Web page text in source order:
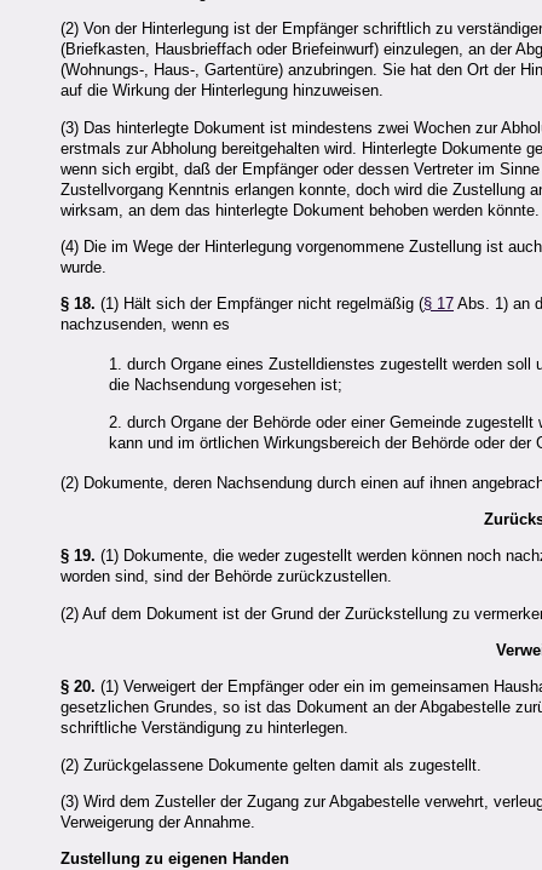
(2) Von der Hinterlegung ist der Empfänger schriftlich zu
(Briefkasten, Hausbrieffach oder Briefeinwurf) einzulegen, an der
(Wohnungs-, Haus-, Gartentüre) anzubringen. Sie hat den Ort der
auf die Wirkung der Hinterlegung hinzuweisen.
(3) Das hinterlegte Dokument ist mindestens zwei Wochen zur
erstmals zur Abholung bereitgehalten wird. Hinterlegte Dokumente
wenn sich ergibt, daß der Empfänger oder dessen Vertreter im
Zustellvorgang Kenntnis erlangen konnte, doch wird die Zustellung
wirksam, an dem das hinterlegte Dokument behoben werden könnte.
(4) Die im Wege der Hinterlegung vorgenommene Zustellung ist
wurde.
§ 18. (1) Hält sich der Empfänger nicht regelmäßig (§ 17 Abs. 1) an
nachzusenden, wenn es
1. durch Organe eines Zustelldienstes zugestellt werden
die Nachsendung vorgesehen ist;
2. durch Organe der Behörde oder einer Gemeinde
kann und im örtlichen Wirkungsbereich der Behörde oder der
(2) Dokumente, deren Nachsendung durch einen auf ihnen
§ 19. (1) Dokumente, die weder zugestellt werden können noch
worden sind, sind der Behörde zurückzustellen.
(2) Auf dem Dokument ist der Grund der Zurückstellung zu
§ 20. (1) Verweigert der Empfänger oder ein im gemeinsamen
gesetzlichen Grundes, so ist das Dokument an der Abgabestelle
schriftliche Verständigung zu hinterlegen.
(2) Zurückgelassene Dokumente gelten damit als zugestellt.
(3) Wird dem Zusteller der Zugang zur Abgabestelle verwehrt,
Verweigerung der Annahme.
Zustellung zu eigenen Handen